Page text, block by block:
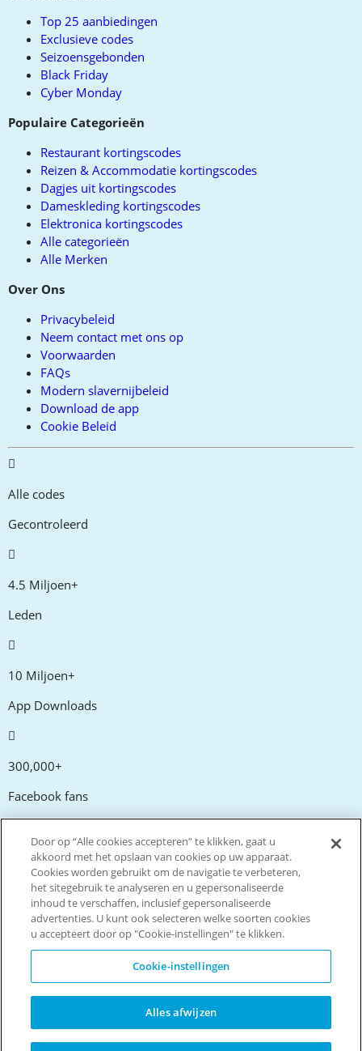
Top 25 aanbiedingen
Exclusieve codes
Seizoensgebonden
Black Friday
Cyber Monday
Populaire Categorieën
Restaurant kortingscodes
Reizen & Accommodatie kortingscodes
Dagjes uit kortingscodes
Dameskleding kortingscodes
Elektronica kortingscodes
Alle categorieën
Alle Merken
Over Ons
Privacybeleid
Neem contact met ons op
Voorwaarden
FAQs
Modern slavernijbeleid
Download de app
Cookie Beleid
Alle codes
Gecontroleerd
4.5 Miljoen+
Leden
10 Miljoen+
App Downloads
300,000+
Facebook fans
20,000+
Kortingscodes
Live more. Spend less.
© Copyright Invitation Digital Ltd. Alle rechten voorbehouden
Door op “Alle cookies accepteren” te klikken, gaat u
akkoord met het opslaan van cookies op uw apparaat.
Cookies worden gebruikt om de navigatie te verbeteren,
het sitegebruik te analyseren en u gepersonaliseerde
inhoud te verschaffen, inclusief gepersonaliseerde
advertenties. U kunt ook selecteren welke soorten cookies
u accepteert door op "Cookie-instellingen" te klikken.
Cookie-instellingen
Alles afwijzen